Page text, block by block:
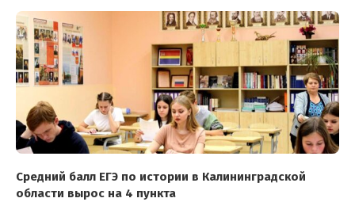
Средний балл ЕГЭ по истории в Калининградской
области вырос на 4 пункта